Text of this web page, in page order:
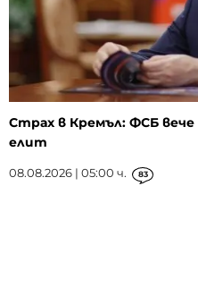
Страх в Кремъл: ФСБ
елит
08.08.2026 | 05:00 ч. 83